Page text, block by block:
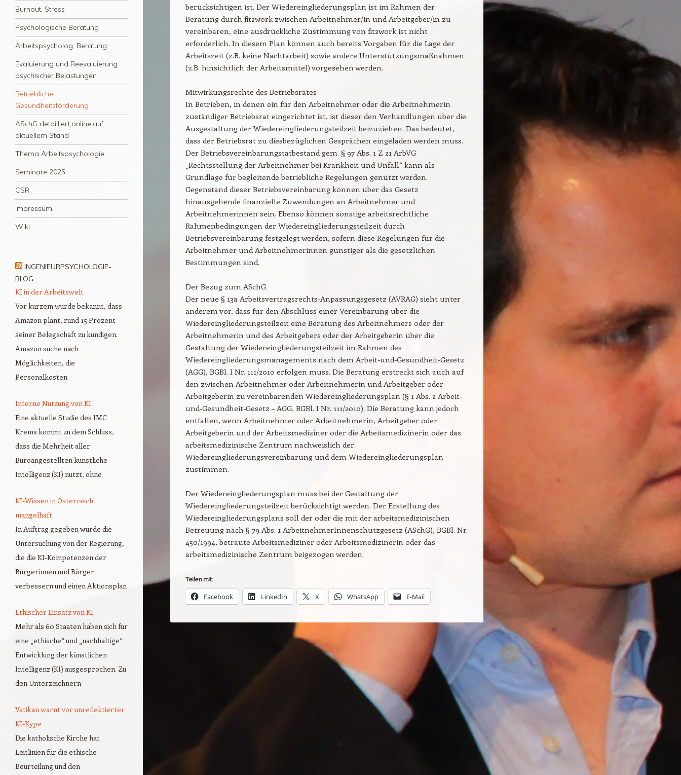
Burnout, Stress
Psychologische Beratung
Arbeitspsycholog. Beratung
Evaluierung und Reevaluierung
psychischer Belastungen
Betriebliche
Gesundheitsförderung
ASchG detailliert,online,auf
aktuellem Stand
Thema Arbeitspsychologie
Seminare 2025
CSR
Impressum
Wiki
berücksichtigen ist. Der Wiedereingliederungsplan ist im Rahmen der
Beratung durch fit2work zwischen Arbeitnehmer/in und Arbeitgeber/in zu
vereinbaren, eine ausdrückliche Zustimmung von fit2work ist nicht
erforderlich. In diesem Plan können auch bereits Vorgaben für die Lage der
Arbeitszeit (z.B. keine Nachtarbeit) sowie andere Unterstützungsmaßnahmen
(z.B. hinsichtlich der Arbeitsmittel) vorgesehen werden.
Mitwirkungsrechte des Betriebsrates
In Betrieben, in denen ein für den Arbeitnehmer oder die Arbeitnehmerin
zuständiger Betriebsrat eingerichtet ist, ist dieser den Verhandlungen über die
Ausgestaltung der Wiedereingliederungsteilzeit beizuziehen. Das bedeutet,
dass der Betriebsrat zu diesbezüglichen Gesprächen eingeladen werden muss.
Der Betriebsvereinbarungstatbestand gem. § 97 Abs. 1 Z 21 ArbVG
„Rechtsstellung der Arbeitnehmer bei Krankheit und Unfall“ kann als
Grundlage für begleitende betriebliche Regelungen genützt werden.
Gegenstand dieser Betriebsvereinbarung können über das Gesetz
hinausgehende finanzielle Zuwendungen an Arbeitnehmer und
Arbeitnehmerinnen sein. Ebenso können sonstige arbeitsrechtliche
Rahmenbedingungen der Wiedereingliederungsteilzeit durch
Betriebsvereinbarung festgelegt werden, sofern diese Regelungen für die
Arbeitnehmer und Arbeitnehmerinnen günstiger als die gesetzlichen
Bestimmungen sind.
Der Bezug zum ASchG
Der neue § 13a Arbeitsvertragsrechts-Anpassungsgesetz (AVRAG) sieht unter
anderem vor, dass für den Abschluss einer Vereinbarung über die
Wiedereingliederungsteilzeit eine Beratung des Arbeitnehmers oder der
Arbeitnehmerin und des Arbeitgebers oder der Arbeitgeberin über die
Gestaltung der Wiedereingliederungsteilzeit im Rahmen des
Wiedereingliederungsmanagements nach dem Arbeit-und-Gesundheit-Gesetz
(AGG), BGBl. I Nr. 111/2010 erfolgen muss. Die Beratung erstreckt sich auch auf
den zwischen Arbeitnehmer oder Arbeitnehmerin und Arbeitgeber oder
Arbeitgeberin zu vereinbarenden Wiedereingliederungsplan (§ 1 Abs. 2 Arbeit-
und-Gesundheit-Gesetz – AGG, BGBl. I Nr. 111/2010). Die Beratung kann jedoch
entfallen, wenn Arbeitnehmer oder Arbeitnehmerin, Arbeitgeber oder
Arbeitgeberin und der Arbeitsmediziner oder die Arbeitsmedizinerin oder das
arbeitsmedizinische Zentrum nachweislich der
Wiedereingliederungsvereinbarung und dem Wiedereingliederungsplan
zustimmen.
Der Wiedereingliederungsplan muss bei der Gestaltung der
Wiedereingliederungsteilzeit berücksichtigt werden. Der Erstellung des
Wiedereingliederungsplans soll der oder die mit der arbeitsmedizinischen
Betreuung nach § 79 Abs. 1 ArbeitnehmerInnenschutzgesetz (ASchG), BGBl. Nr.
450/1994, betraute Arbeitsmediziner oder Arbeitsmedizinerin oder das
arbeitsmedizinische Zentrum beigezogen werden.
Teilen mit:
Facebook LinkedIn X WhatsApp E-Mail
INGENIEURPSYCHOLOGIE-
BLOG
KI in der Arbeitswelt
Vor kurzem wurde bekannt, dass
Amazon plant, rund 15 Prozent
seiner Belegschaft zu kündigen.
Amazon suche nach
Möglichkeiten, die
Personalkosten
Interne Nutzung von KI
Eine aktuelle Studie des IMC
Krems kommt zu dem Schluss,
dass die Mehrheit aller
Büroangestellten künstliche
Intelligenz (KI) nutzt, ohne
KI-Wissen in Österreich
mangelhaft
In Auftrag gegeben wurde die
Untersuchung von der Regierung,
die die KI-Kompetenzen der
Bürgerinnen und Bürger
verbessern und einen Aktionsplan
Ethischer Einsatz von KI
Mehr als 60 Staaten haben sich für
eine „ethische“ und „nachhaltige“
Entwicklung der künstlichen
Intelligenz (KI) ausgesprochen. Zu
den Unterzeichnern
Vatikan warnt vor unreflektierter
KI-Kype
Die katholische Kirche hat
Leitlinien für die ethische
Beurteilung und den